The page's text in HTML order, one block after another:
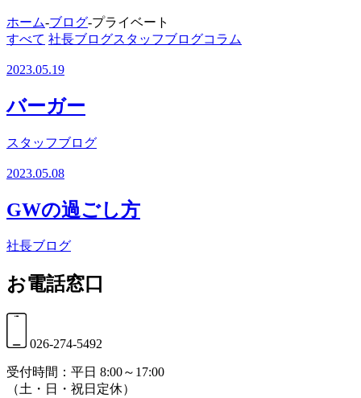
ホーム-ブログ-プライベート
すべて 社長ブログスタッフブログコラム
2023.05.19
バーガー
スタッフブログ
2023.05.08
GWの過ごし方
社長ブログ
お電話窓口
026-274-5492
受付時間：平日 8:00～17:00
（土・日・祝日定休）